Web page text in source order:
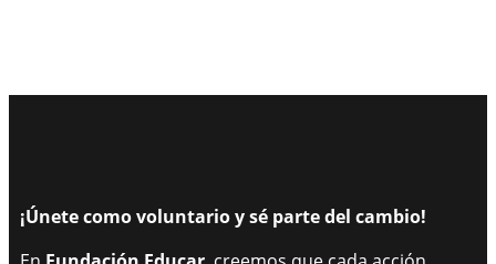
¡Únete como voluntario y sé parte del cambio!